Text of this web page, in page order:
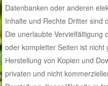
Datenbanken oder anderen
Inhalte und Rechte Dritter sind
Die unerlaubte Vervielfältigung
oder kompletter Seiten ist
Herstellung von Kopien und
privaten und nicht